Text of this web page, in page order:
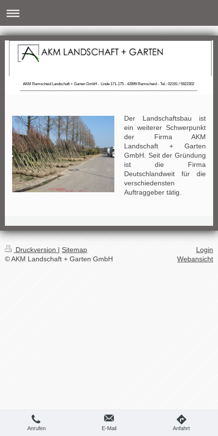
AKM Remscheid Landschaft + Garten GmbH - Linde 171-175 - 42899 Remscheid - Tel.: 02191 / 5922302
Der Landschaftsbau ist
ein weiterer Schwerpunkt
der Firma AKM
Landschaft + Garten
GmbH. Seit der Gründung
ist die Firma
Deutschlandweit für die
verschiedensten
Auftraggeber tätig.
Druckversion | Sitemap
© AKM Landschaft + Garten GmbH
Login
Webansicht
Anrufen E-Mail Anfahrt